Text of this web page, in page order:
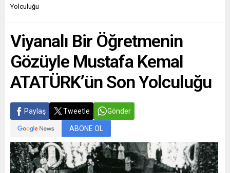
Yolculuğu
Viyanalı Bir Öğretmenin
Gözüyle Mustafa Kemal
ATATÜRK’ün Son Yolculuğu
Paylaş Tweetle Gönder
ABONE OL